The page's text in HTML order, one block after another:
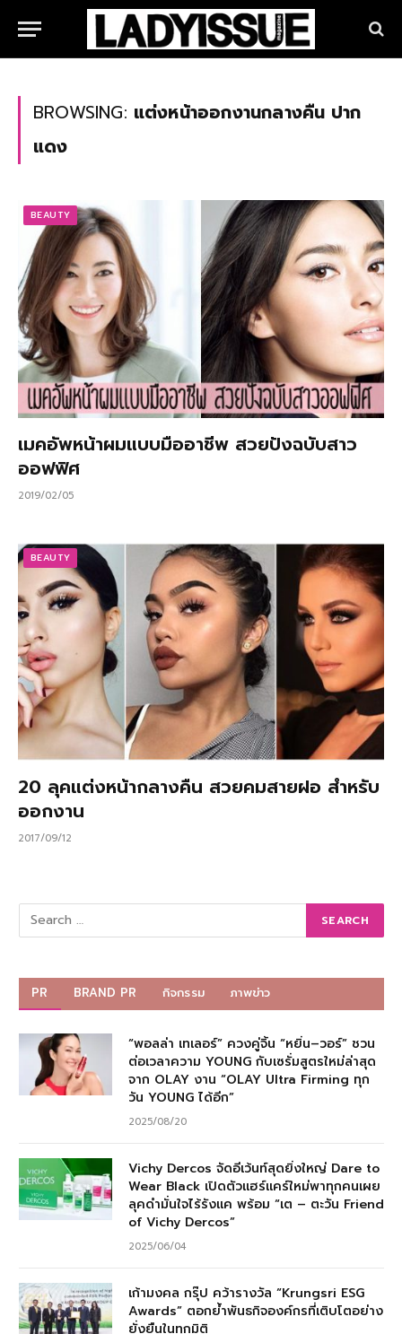
BROWSING: แต่งหน้าออกงานกลางคืน ปาก
แดง
BEAUTY
เมคอัพหน้าผมแบบมืออาชีพ สวยปังฉบับสาว
ออฟฟิศ
2019/02/05
BEAUTY
20 ลุคแต่งหน้ากลางคืน สวยคมสายฝอ สำหรับ
ออกงาน
2017/09/12
PR BRAND PR กิจกรรม ภาพข่าว
“พอลล่า เทเลอร์” ควงคู่จิ้น “หยิ่น–วอร์” ชวน
ต่อเวลาความ YOUNG กับเซรั่มสูตรใหม่ล่าสุด
จาก OLAY งาน “OLAY Ultra Firming ทุก
วัน YOUNG ได้อีก”
2025/08/20
Vichy Dercos จัดอีเว้นท์สุดยิ่งใหญ่ Dare to
Wear Black เปิดตัวแฮร์แคร์ใหม่พาทุกคนเผย
ลุคดำมั่นใจไร้รังแค พร้อม “เต – ตะวัน Friend
of Vichy Dercos”
2025/06/04
เก้ามงคล กรุ๊ป คว้ารางวัล “Krungsri ESG
Awards” ตอกย้ำพันธกิจองค์กรที่เติบโตอย่าง
ยั่งยืนในทุกมิติ